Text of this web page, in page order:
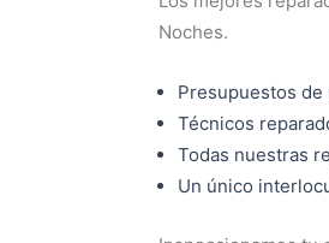
Noches.
Presupuestos
Técnicos
Todas nuestras
Un único